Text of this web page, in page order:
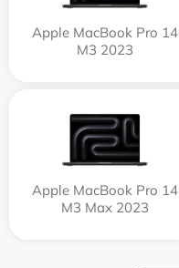
Apple MacBook Pro 14
M3 2023
Apple MacBook Pro 14
M3 Max 2023